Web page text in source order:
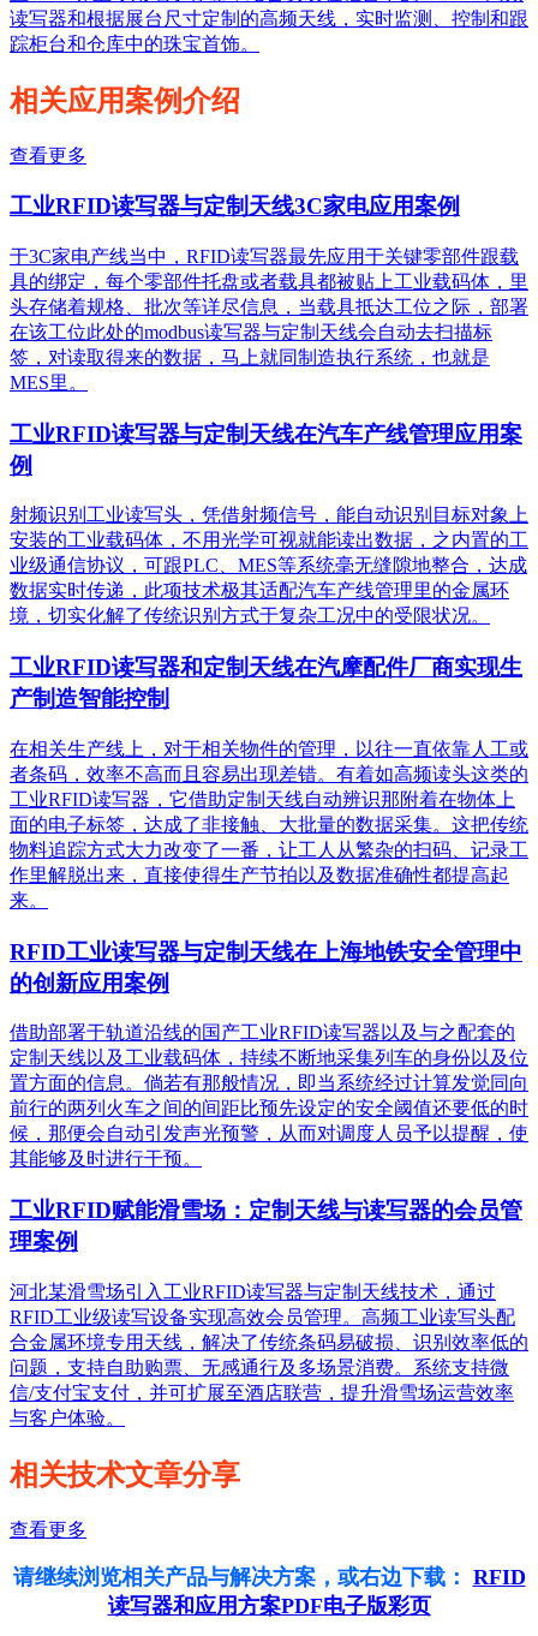
读写器和根据展台尺寸定制的高频天线，实时监测、控制和跟
踪柜台和仓库中的珠宝首饰。
相关应用案例介绍
查看更多
工业RFID读写器与定制天线3C家电应用案例
于3C家电产线当中，RFID读写器最先应用于关键零部件跟载
具的绑定，每个零部件托盘或者载具都被贴上工业载码体，里
头存储着规格、批次等详尽信息，当载具抵达工位之际，部署
在该工位此处的modbus读写器与定制天线会自动去扫描标
签，对读取得来的数据，马上就同制造执行系统，也就是
MES里。
工业RFID读写器与定制天线在汽车产线管理应用案
例
射频识别工业读写头，凭借射频信号，能自动识别目标对象上
安装的工业载码体，不用光学可视就能读出数据，之内置的工
业级通信协议，可跟PLC、MES等系统毫无缝隙地整合，达成
数据实时传递，此项技术极其适配汽车产线管理里的金属环
境，切实化解了传统识别方式于复杂工况中的受限状况。
工业RFID读写器和定制天线在汽摩配件厂商实现生
产制造智能控制
在相关生产线上，对于相关物件的管理，以往一直依靠人工或
者条码，效率不高而且容易出现差错。有着如高频读头这类的
工业RFID读写器，它借助定制天线自动辨识那附着在物体上
面的电子标签，达成了非接触、大批量的数据采集。这把传统
物料追踪方式大力改变了一番，让工人从繁杂的扫码、记录工
作里解脱出来，直接使得生产节拍以及数据准确性都提高起
来。
RFID工业读写器与定制天线在上海地铁安全管理中
的创新应用案例
借助部署于轨道沿线的国产工业RFID读写器以及与之配套的
定制天线以及工业载码体，持续不断地采集列车的身份以及位
置方面的信息。倘若有那般情况，即当系统经过计算发觉同向
前行的两列火车之间的间距比预先设定的安全阈值还要低的时
候，那便会自动引发声光预警，从而对调度人员予以提醒，使
其能够及时进行干预。
工业RFID赋能滑雪场：定制天线与读写器的会员管
理案例
河北某滑雪场引入工业RFID读写器与定制天线技术，通过
RFID工业级读写设备实现高效会员管理。高频工业读写头配
合金属环境专用天线，解决了传统条码易破损、识别效率低的
问题，支持自助购票、无感通行及多场景消费。系统支持微
信/支付宝支付，并可扩展至酒店联营，提升滑雪场运营效率
与客户体验。
相关技术文章分享
查看更多
请继续浏览相关产品与解决方案，或右边下载： RFID
读写器和应用方案PDF电子版彩页